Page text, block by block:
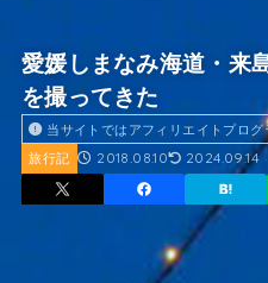
愛媛しまなみ海道・来
を撮ってきた
当サイトではアフィリエイトプロ
旅行記 2018.08.10 2024.09.14